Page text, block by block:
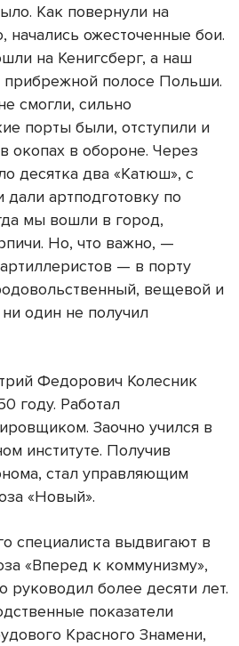
Как повернули на
начались ожесточенные бои.
на Кенигсберг, а наш
прибрежной полосе Польши.
смогли, сильно
порты были, отступили и
окопах в обороне. Через
десятка два «Катюш», с
дали артподготовку по
мы вошли в город,
Но, что важно, —
— в порту
вещевой и
один не получил
Федорович Колесник
году. Работал
Заочно учился в
институте. Получив
стал управляющим
«Новый».
специалиста выдвигают в
«Вперед к коммунизму»,
руководил более десяти лет.
показатели
Красного Знамени,